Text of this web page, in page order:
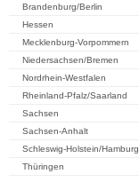
Brandenburg/Berlin
Hessen
Mecklenburg-Vorpommern
Niedersachsen/Bremen
Nordrhein-Westfalen
Rheinland-Pfalz/Saarland
Sachsen
Sachsen-Anhalt
Schleswig-Holstein/Hamburg
Thüringen